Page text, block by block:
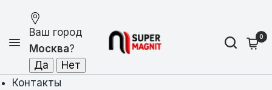
Ваш город
Москва?
0
Контакты